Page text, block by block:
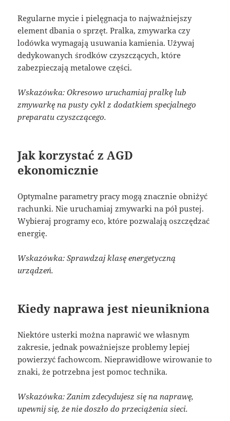
Regularne mycie i pielęgnacja to najważniejszy
element dbania o sprzęt. Pralka, zmywarka czy
lodówka wymagają usuwania kamienia. Używaj
dedykowanych środków czyszczących, które
zabezpieczają metalowe części.
Wskazówka: Okresowo uruchamiaj pralkę lub
zmywarkę na pusty cykl z dodatkiem specjalnego
preparatu czyszczącego.
Jak korzystać z AGD
ekonomicznie
Optymalne parametry pracy mogą znacznie obniżyć
rachunki. Nie uruchamiaj zmywarki na pół pustej.
Wybieraj programy eco, które pozwalają oszczędzać
energię.
Wskazówka: Sprawdzaj klasę energetyczną
urządzeń.
Kiedy naprawa jest nieunikniona
Niektóre usterki można naprawić we własnym
zakresie, jednak poważniejsze problemy lepiej
powierzyć fachowcom. Nieprawidłowe wirowanie to
znaki, że potrzebna jest pomoc technika.
Wskazówka: Zanim zdecydujesz się na naprawę,
upewnij się, że nie doszło do przeciążenia sieci.